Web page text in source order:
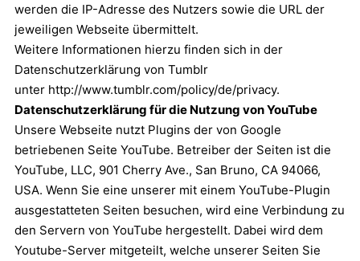
werden die IP-Adresse des Nutzers sowie die URL der
jeweiligen Webseite übermittelt.
Weitere Informationen hierzu finden sich in der
Datenschutzerklärung von Tumblr
unter http://www.tumblr.com/policy/de/privacy.
Datenschutzerklärung für die Nutzung von YouTube
Unsere Webseite nutzt Plugins der von Google
betriebenen Seite YouTube. Betreiber der Seiten ist die
YouTube, LLC, 901 Cherry Ave., San Bruno, CA 94066,
USA. Wenn Sie eine unserer mit einem YouTube-Plugin
ausgestatteten Seiten besuchen, wird eine Verbindung zu
den Servern von YouTube hergestellt. Dabei wird dem
Youtube-Server mitgeteilt, welche unserer Seiten Sie